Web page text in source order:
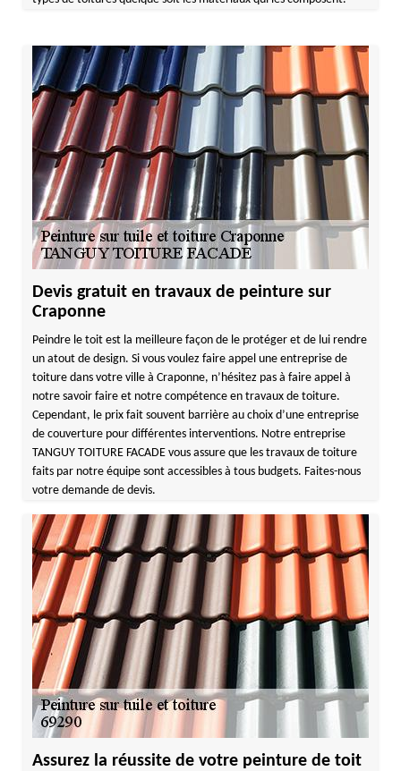
Devis gratuit en travaux de peinture sur
Craponne
Peindre le toit est la meilleure façon de le protéger et de lui rendre
un atout de design. Si vous voulez faire appel une entreprise de
toiture dans votre ville à Craponne, n’hésitez pas à faire appel à
notre savoir faire et notre compétence en travaux de toiture.
Cependant, le prix fait souvent barrière au choix d’une entreprise
de couverture pour différentes interventions. Notre entreprise
TANGUY TOITURE FACADE vous assure que les travaux de toiture
faits par notre équipe sont accessibles à tous budgets. Faites-nous
votre demande de devis.
Assurez la réussite de votre peinture de toit